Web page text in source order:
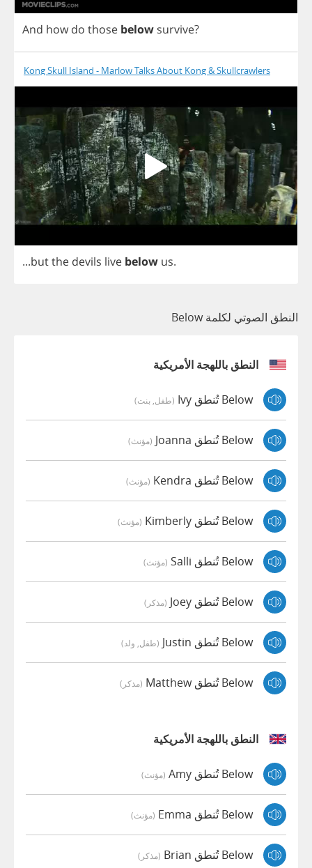
And how do those below survive?
Kong Skull Island - Marlow Talks About Kong & Skullcrawlers
...butthe devils live below us.
النطق الصوتي لكلمة Below
النطق باللهجة الأمريكية
Below تُنطق Ivy (طفل, بنت)
Below تُنطق Joanna (مؤنث)
Below تُنطق Kendra (مؤنث)
Below تُنطق Kimberly (مؤنث)
Below تُنطق Salli (مؤنث)
Below تُنطق Joey (مذكر)
Below تُنطق Justin (طفل, ولد)
Below تُنطق Matthew (مذكر)
النطق باللهجة الأمريكية
Below تُنطق Amy (مؤنث)
Below تُنطق Emma (مؤنث)
Below تُنطق Brian (مذكر)